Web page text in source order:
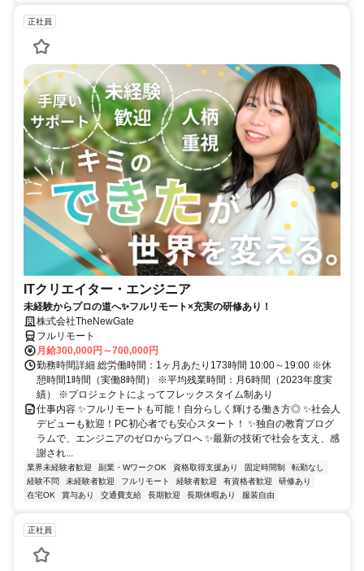
正社員
ITクリエイター・エンジニア
未経験からプロの道へ✨フルリモート×充実の研修あり！
株式会社TheNewGate
フルリモート
月給300,000円～700,000円
勤務時間詳細 総労働時間：1ヶ月あたり173時間 10:00～19:00 ※休
憩時間1時間（実働8時間） ※平均残業時間：月6時間（2023年度実
績） ※プロジェクトによってフレックスタイム制あり
仕事内容 ✨フルリモートも可能！自分らしく輝ける働き方◎ ✨社会人
デビューも歓迎！PC初心者でも安心スタート！ ✨独自の教育プログ
ラムで、エンジニアのゼロからプロへ ✨最新の技術で社会を支え、感
謝され...
業界未経験者歓迎 副業・WワークOK 資格取得支援あり 固定時間制
転勤なし
経験不問
未経験者歓迎 フルリモート 経験者歓迎 有資格者歓迎
研修あり
在宅OK
賞与あり 交通費支給 長期歓迎 長期休暇あり 服装自由
正社員